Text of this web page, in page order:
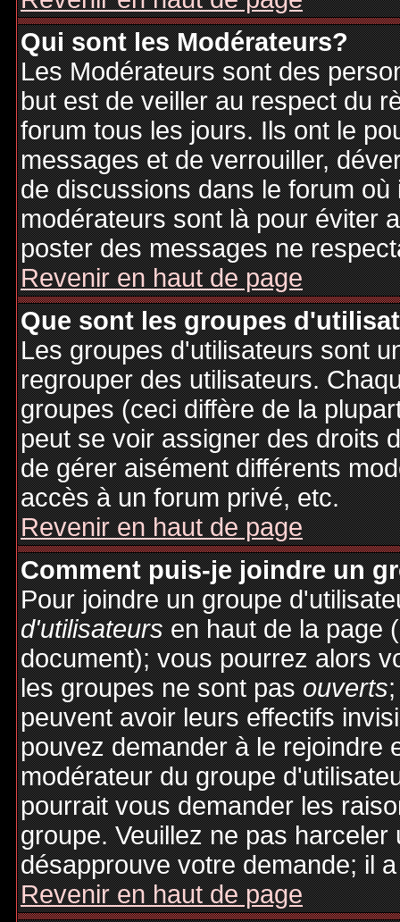
Qui sont les Modérateurs?
Les Modérateurs sont des
but est de veiller au respect du
forum tous les jours. Ils ont le
messages et de verrouiller,
de discussions dans le forum
modérateurs sont là pour éviter
poster des messages ne
Revenir en haut de page
Que sont les groupes
Les groupes d'utilisateurs sont
regrouper des utilisateurs.
groupes (ceci diffère de la
peut se voir assigner des droits
de gérer aisément différents
accès à un forum privé, etc.
Revenir en haut de page
Comment puis-je joindre un
Pour joindre un groupe
d'utilisateursen haut de la page
document); vous pourrez alors
les groupes ne sont pasouverts
peuvent avoir leurs effectifs
pouvez demander à le rejoindre
modérateur du groupe
pourrait vous demander les
groupe. Veuillez ne pas
désapprouve votre demande; il
Revenir en haut de page